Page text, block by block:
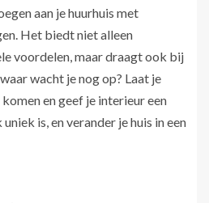
aan je huurhuis met
Het biedt niet alleen
voordelen, maar draagt ook bij
wacht je nog op? Laat je
en geef je interieur een
is, en verander je huis in een